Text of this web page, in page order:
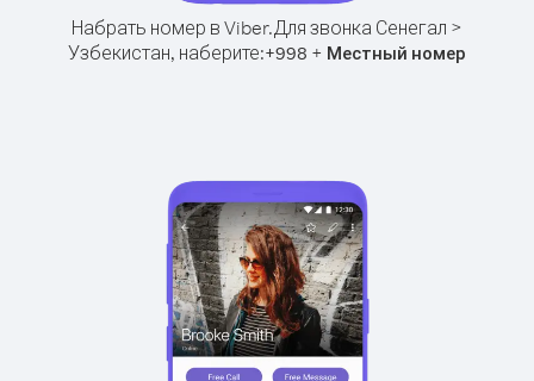
Набрать номер в Viber.Для звонка Сенегал >
Узбекистан, наберите:+998 + Местный номер